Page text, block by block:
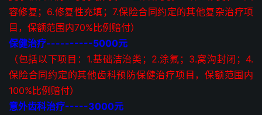
容修复；6.修复性充填；7.保险合同约定的其他复杂治疗项
目，保额范围内70%比例赔付）
保健治疗----------5000元
（包括以下项目：1.基础洁治类；2.涂氟；3.窝沟封闭；4.
保险合同约定的其他齿科预防保健治疗项目，保额范围内
100%比例赔付）
意外齿科治疗-----3000元